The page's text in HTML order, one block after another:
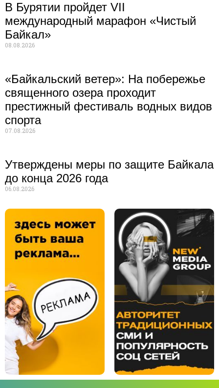
В Бурятии пройдет VII
международный марафон «Чистый
Байкал»
08.08.2026
«Байкальский ветер»: На побережье
священного озера проходит
престижный фестиваль водных видов
спорта
07.08.2026
Утверждены меры по защите Байкала
до конца 2026 года
06.08.2026